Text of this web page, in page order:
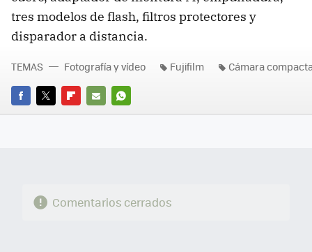
tres modelos de flash, filtros protectores y
disparador a distancia.
FACEBOOK
TWITTERFLIPBOARD
E-
WHATSAPP
TEMAS Fotografía y vídeo Fujifilm Cámara
Comentarios cerrados